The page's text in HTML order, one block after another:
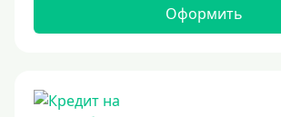
Для зарплатных клиентов
Оформить